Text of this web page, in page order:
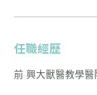
任職經歷
前 興大獸醫教學